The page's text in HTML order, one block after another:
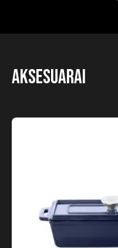
Aksesuarai